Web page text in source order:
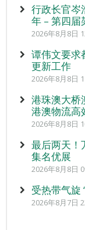
行政长官岑
年 – 第四届
2026年8月8日
谭伟文要求
更新工作
2026年8月8日
港珠澳大桥
港澳物流高
2026年8月8日
最后两天！
集名优展
2026年8月8日
受热带气
2026年8月7日